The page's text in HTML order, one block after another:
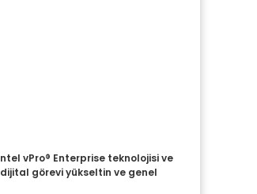
vPro® Enterprise teknolojisi ve
görevi yükseltin ve genel